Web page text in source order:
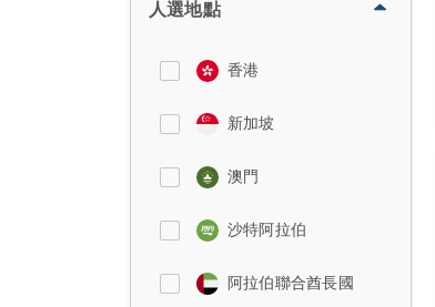
人選地點
香港
新加坡
澳門
沙特阿拉伯
阿拉伯聯合酋長國